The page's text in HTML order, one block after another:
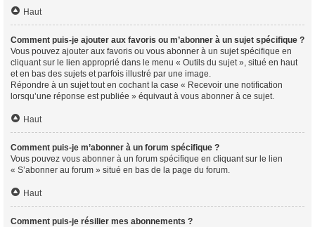
Haut
Comment puis-je ajouter aux favoris ou m’abonner à un sujet spécifique ?
Vous pouvez ajouter aux favoris ou vous abonner à un sujet spécifique en
cliquant sur le lien approprié dans le menu « Outils du sujet », situé en haut
et en bas des sujets et parfois illustré par une image.
Répondre à un sujet tout en cochant la case « Recevoir une notification
lorsqu’une réponse est publiée » équivaut à vous abonner à ce sujet.
Haut
Comment puis-je m’abonner à un forum spécifique ?
Vous pouvez vous abonner à un forum spécifique en cliquant sur le lien
« S’abonner au forum » situé en bas de la page du forum.
Haut
Comment puis-je résilier mes abonnements ?